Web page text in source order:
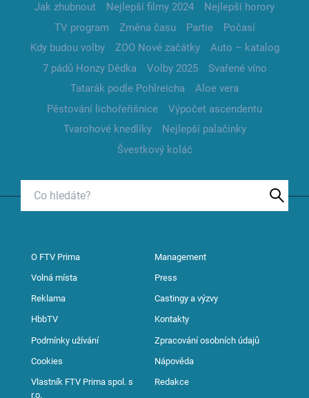
Jak zhubnout Nejlepší filmy 2024
Nejlepší horory
TV program
Změna času Partie
Počasí
Kdy budou volby
ZOO Nové začátky
Auto – katalog
7 pádů Honzy Dědka
Volby 2025
Svařené víno
Tatarák podle Pohlreicha
Aloe vera
Pěstování lichořeřišnice
Výpočet ascendentu
Tvarohové knedlíky
Nejlepší palačinky
Švestkový koláč
O FTV Prima Management
Volná místa Press
Reklama Castingy a výzvy
HbbTV Kontakty
Podmínky užívání Zpracování osobních údajů
Cookies Nápověda
Vlastník FTV Prima spol. s
r.o.
Redakce